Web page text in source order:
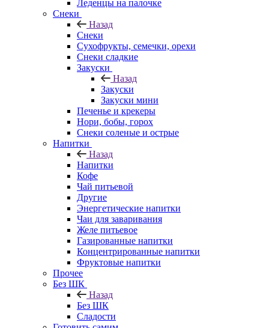
Леденцы на палочке
Снеки
Назад
Снеки
Сухофрукты, семечки, орехи
Снеки сладкие
Закуски
Назад
Закуски
Закуски мини
Печенье и крекеры
Нори, бобы, горох
Снеки соленые и острые
Напитки
Назад
Напитки
Кофе
Чай питьевой
Другие
Энергетические напитки
Чаи для заваривания
Желе питьевое
Газированные напитки
Концентрированные напитки
Фруктовые напитки
Прочее
Без ШК
Назад
Без ШК
Сладости